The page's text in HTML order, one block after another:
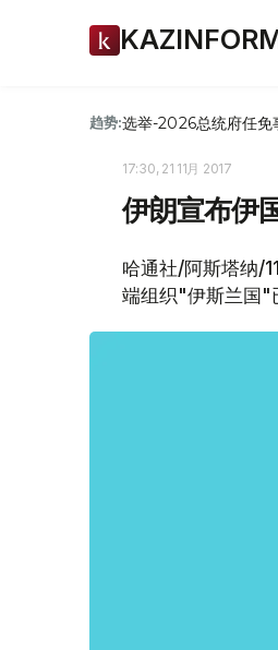
趋势:选举-2026总统府任免
17:30, 21 11月 2017
伊朗宣布伊
哈通社/阿斯塔纳/
端组织"伊斯兰国"